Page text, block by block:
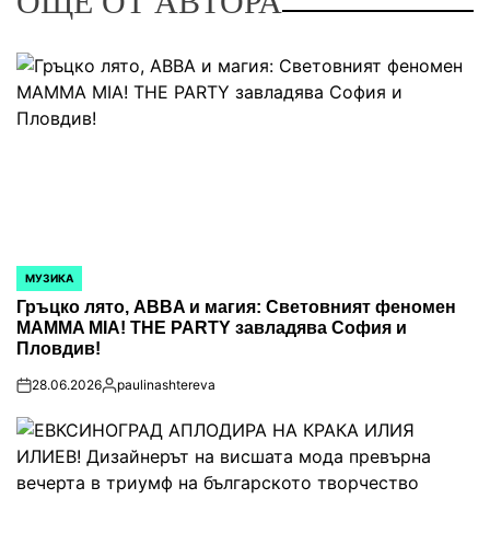
POSTED
IN
МУЗИКА
Гръцко лято, ABBA и магия: Световният феномен
MAMMA MIA! THE PARTY завладява София и
Пловдив!
on28.06.2026Posted
paulinashtereva